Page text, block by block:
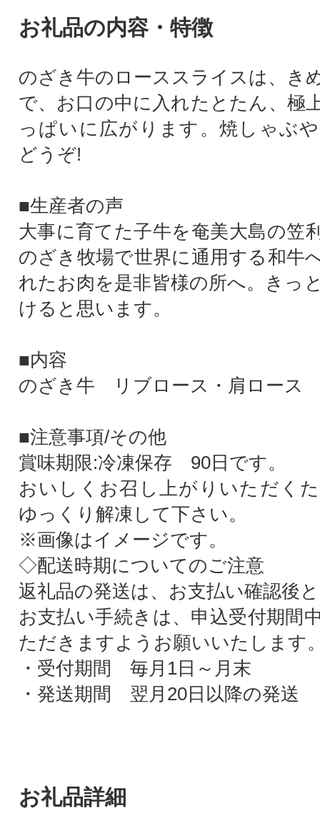
お礼品の内容・特徴
のざき牛のローススライスは、き
で、お口の中に入れたとたん、極
っぱいに広がります。焼しゃぶ
どうぞ!
■生産者の声
大事に育てた子牛を奄美大島の笠
のざき牧場で世界に通用する和牛
れたお肉を是非皆様の所へ。きっ
けると思います。
■内容
のざき牛 リブロース・肩ロース
■注意事項/その他
賞味期限:冷凍保存 90日です。
おいしくお召し上がりいただく
ゆっくり解凍して下さい。
※画像はイメージです。
◇配送時期についてのご注意
返礼品の発送は、お支払い確認後
お支払い手続きは、申込受付期間
ただきますようお願いいたします
・受付期間 毎月1日～月末
・発送期間 翌月20日以降の発送
お礼品詳細